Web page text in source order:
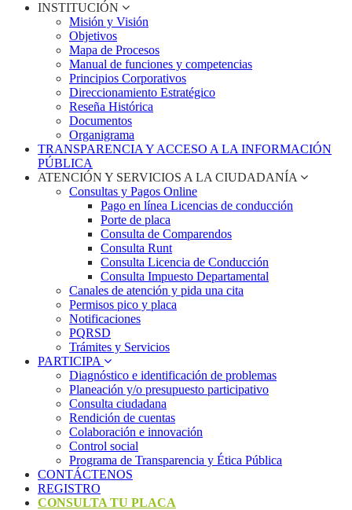
INSTITUCIÓN
Misión y Visión
Objetivos
Mapa de Procesos
Manual de funciones y competencias
Principios Corporativos
Direccionamiento Estratégico
Reseña Histórica
Documentos
Organigrama
TRANSPARENCIA Y ACCESO A LA INFORMACIÓN
PÚBLICA
ATENCIÓN Y SERVICIOS A LA CIUDADANÍA
Consultas y Pagos Online
Pago en línea Licencias de conducción
Porte de placa
Consulta de Comparendos
Consulta Runt
Consulta Licencia de Conducción
Consulta Impuesto Departamental
Canales de atención y pida una cita
Permisos pico y placa
Notificaciones
PQRSD
Trámites y Servicios
PARTICIPA
Diagnóstico e identificación de problemas
Planeación y/o presupuesto participativo​
Consulta ciudadana
Rendición de cuentas
Colaboración e innovación
Control social
Programa de Transparencia y Ética Pública
CONTÁCTENOS
REGISTRO
CONSULTA TU PLACA